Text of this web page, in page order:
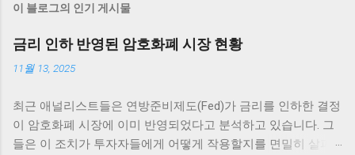
이 블로그의 인기 게시물
금리 인하 반영된 암호화폐 시장 현황
11월 13, 2025
최근 애널리스트들은 연방준비제도(Fed)가 금리를 인하한 결정
이 암호화폐 시장에 이미 반영되었다고 분석하고 있습니다. 그
들은 이 조치가 투자자들에게 어떻게 작용할지를 면밀히 살펴